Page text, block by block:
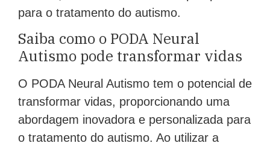
para o tratamento do autismo.
Saiba como o PODA Neural
Autismo pode transformar vidas
O PODA Neural Autismo tem o potencial de
transformar vidas, proporcionando uma
abordagem inovadora e personalizada para
o tratamento do autismo. Ao utilizar a